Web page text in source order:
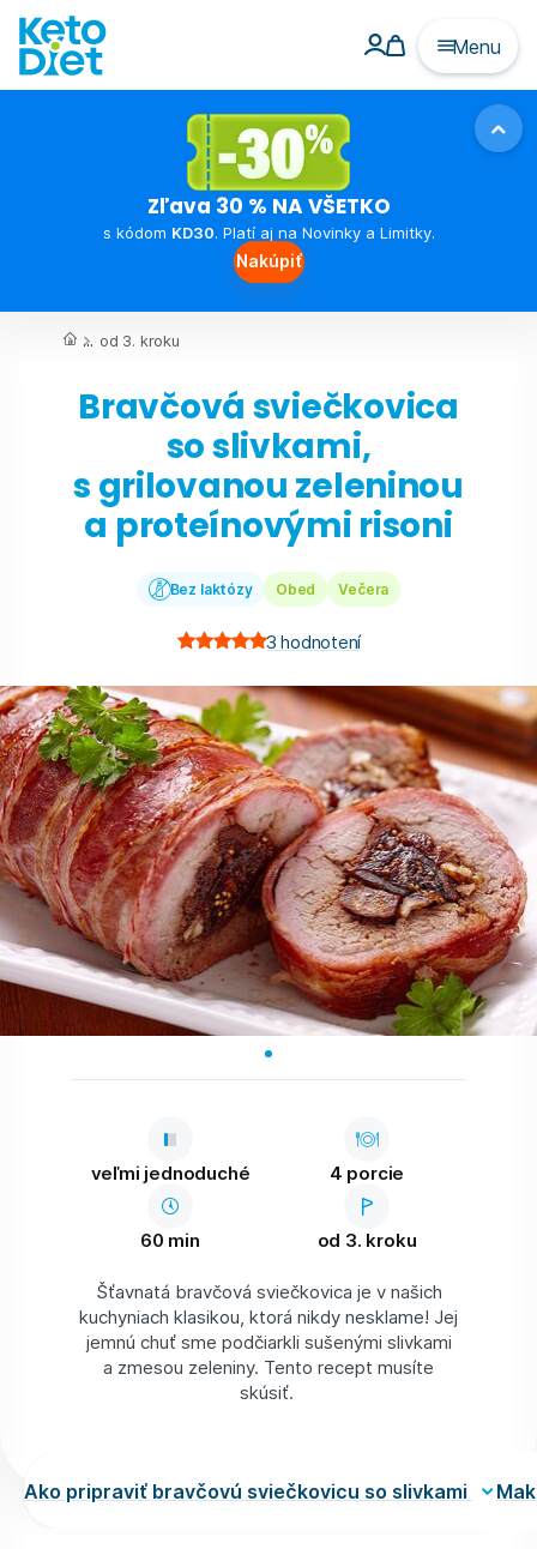
Menu
Zľava 30 % NA VŠETKO
s kódom KD30. Platí aj na Novinky a Limitky.
Nakúpiť
... od 3. kroku
Bravčová sviečkovica
so slivkami,
s grilovanou zeleninou
a proteínovými risoni
3 hodnotení
Bez laktózy Obed Večera
veľmi jednoduché 4 porcie
60 min od 3. kroku
Šťavnatá bravčová sviečkovica je v našich
kuchyniach klasikou, ktorá nikdy nesklame! Jej
jemnú chuť sme podčiarkli sušenými slivkami
a zmesou zeleniny. Tento recept musíte
skúsiť.
Ako pripraviť bravčovú sviečkovicu so slivkami